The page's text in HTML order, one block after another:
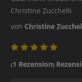
Christine Zucchelli
von Christine
(1 Rezension)